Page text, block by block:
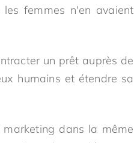
femmes n'en avaient
un prêt auprès de
humains et étendre sa
dans la même